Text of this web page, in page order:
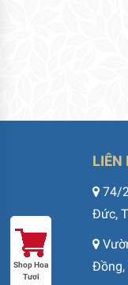
LIÊN
74/
Đức,
Đồng,
Shop Hoa
Tươi